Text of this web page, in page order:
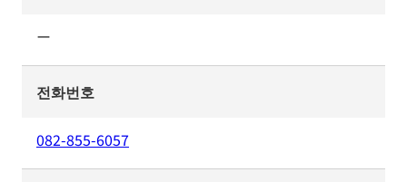
ー
전화번호
082-855-6057